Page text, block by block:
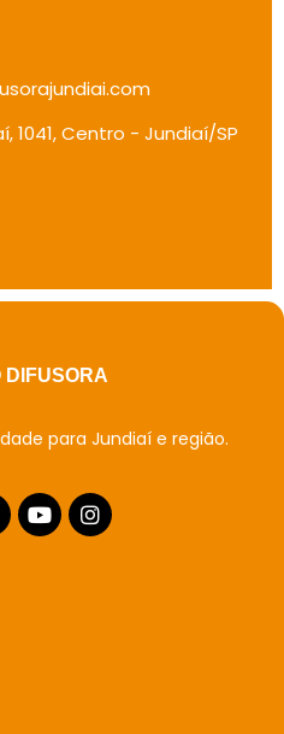
1041, Centro - Jundiaí/SP
DIFUSORA
para Jundiaí e região.